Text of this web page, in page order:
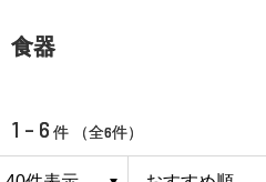
食器
1 - 6 件 （全6件）